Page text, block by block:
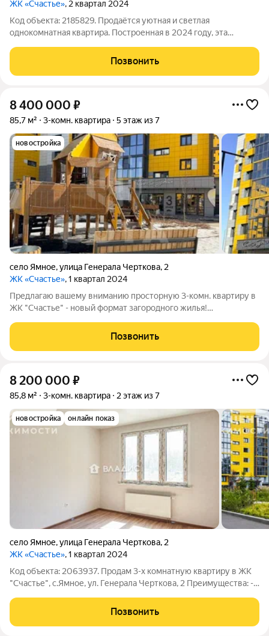
ЖК «Счастье», 2 квартал 2024
Код объекта: 2185829. Продаётся уютная и светлая
однокомнатная квартира. Построенная в 2024 году, эта
качеством и современными стандартами строительства.
Квартира находится на 4 этаже 7-этажного
Позвонить
8 400 000 ₽
85,7 м² 3-комн. квартира 5 этаж из 7
новостройка
село Ямное,улица Генерала Черткова, 2
ЖК «Счастье», 1 квартал 2024
Предлагаю вашему вниманию просторную 3-комн. квартиру в
ЖК "Счастье" - новый формат загородного жилья!
поэтому свежий воздух 24/7 Малоэтажные дома 7 этажей В
ЖК своя управляющая компания. Много
Позвонить
8 200 000 ₽
85,8 м² 3-комн. квартира 2 этаж из 7
новостройка онлайн показ
село Ямное,улица Генерала Черткова, 2
ЖК «Счастье», 1 квартал 2024
Код объекта: 2063937. Продам 3-х комнатную квартиру в ЖК
"Счастье", с.Ямное, ул. Генерала Черткова, 2 Преимущества: -
недвижимости. Цена ниже застройщика! - Удобное
расположение: развитая инфраструктура,
Позвонить